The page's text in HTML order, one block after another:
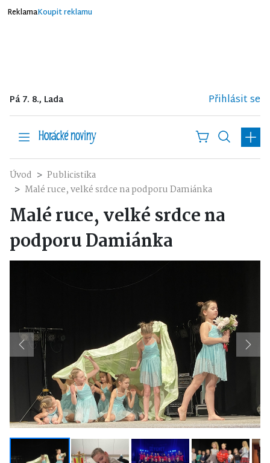
ReklamaKoupit reklamu
Pá 7. 8., Lada Přihlásit se
Úvod
Publicistika
Malé ruce, velké srdce na podporu Damiánka
Malé ruce, velké srdce na
podporu Damiánka
Previous Next